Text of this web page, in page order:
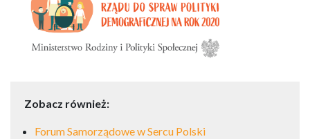
Zobacz również:
Forum Samorządowe w Sercu Polski